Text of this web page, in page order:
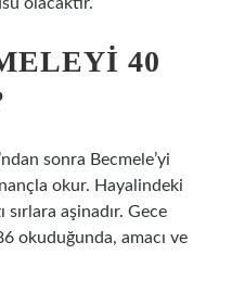
40
sonra Becmele’yi
okur. Hayalindeki
aşinadır. Gece
okuduğunda, amacı ve